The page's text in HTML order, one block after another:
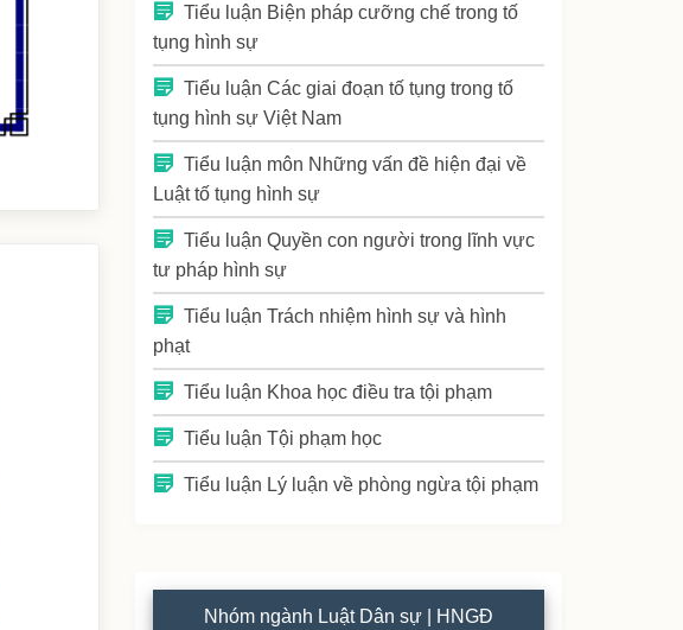
Tiểu luận Biện pháp cưỡng chế trong tố
tụng hình sự
Tiểu luận Các giai đoạn tố tụng trong tố
tụng hình sự Việt Nam
Tiểu luận môn Những vấn đề hiện đại về
Luật tố tụng hình sự
Tiểu luận Quyền con người trong lĩnh vực
tư pháp hình sự
Tiểu luận Trách nhiệm hình sự và hình
phạt
Tiểu luận Khoa học điều tra tội phạm
Tiểu luận Tội phạm học
Tiểu luận Lý luận về phòng ngừa tội phạm
Nhóm ngành Luật Dân sự | HNGĐ